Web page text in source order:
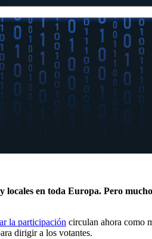
en toda Europa. Pero
la participación circulan ahora como
dirigir a los votantes.